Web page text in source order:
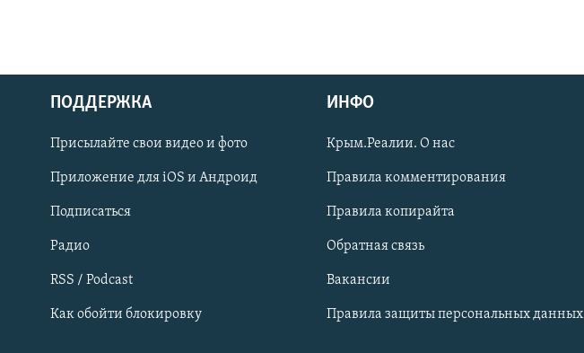
Українською
Qırımtatar
ПРИСОЕДИНЯЙТЕСЬ!
ПОДДЕРЖКА
Присылайте свои видео и фото
Приложение для iOS и Андроид
Подписаться
Радио
RSS / Podcast
Как обойти блокировку
ИНФО
Крым.Реалии. О нас
Правила комментирования
Правила копирайта
Обратная связь
Вакансии
Правила защиты персональных данных